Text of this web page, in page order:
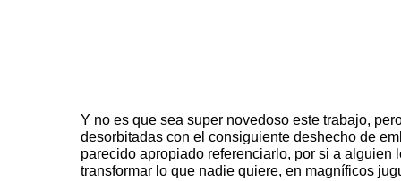
Y no es que sea super novedoso este trabajo,
desorbitadas con el consiguiente deshecho de
parecido apropiado referenciarlo, por si a alguien
transformar lo que nadie quiere, en magníficos